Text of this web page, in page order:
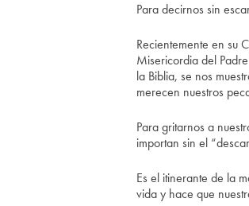
Para decirnos sin
Recientemente en su
Misericordia del
la Biblia, se nos
merecen nuestros
Para gritarnos a
importan sin el
Es el itinerante de la
vida y hace que